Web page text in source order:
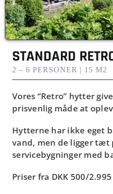
STANDARD
2 – 6 PERSONER | 15 M2
Vores “Retro” hytter
prisvenlig måde at
Hytterne har ikke eget
vand, men de ligger tæt
servicebygninger med
Priser fra DKK 500/2.995